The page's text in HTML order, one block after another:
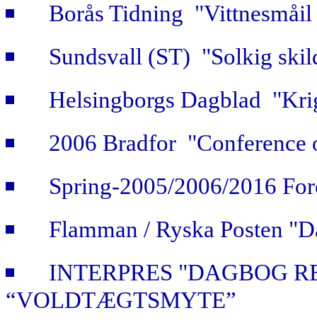
Borås Tidning
Sundsvall (ST) "Solkig
Helsingborgs Dagblad
2006 Bradfor "Conference
Spring-2005/2006/2016
Flamman / Ryska Posten
INTERPRES "DAGBOG
“VOLDTÆGTSMYTE”